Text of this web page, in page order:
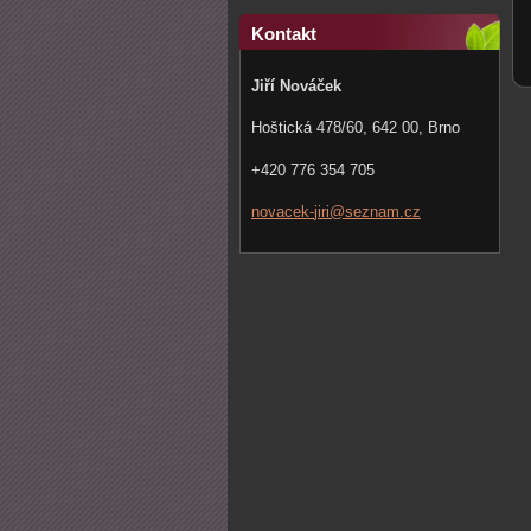
Kontakt
Jiří Nováček
Hoštická 478/60, 642 00, Brno
+420 776 354 705
novacek-jiri@seznam.cz